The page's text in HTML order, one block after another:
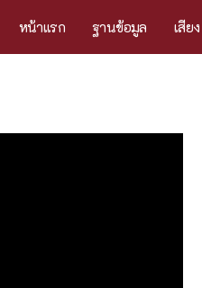
หน้าแรก ฐานข้อมูล เสียง